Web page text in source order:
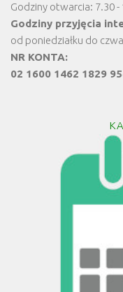
Godziny otwarcia: 7.30 -
Godziny przyjęcia
od poniedziałku do
NR KONTA:
02 1600 1462 1829